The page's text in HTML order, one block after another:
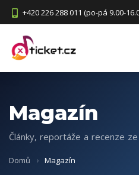
+420 226 288 011 (po-pá 9.00-
Magazín
Články, reportáže a recenze
Domů Magazín